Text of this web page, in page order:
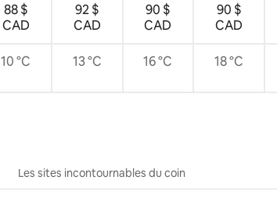
88 $
CAD
92 $
CAD
90 $
CAD
90 $
CAD
10 °C 13 °C 16 °C 18 °C
Les sites incontournables du coin